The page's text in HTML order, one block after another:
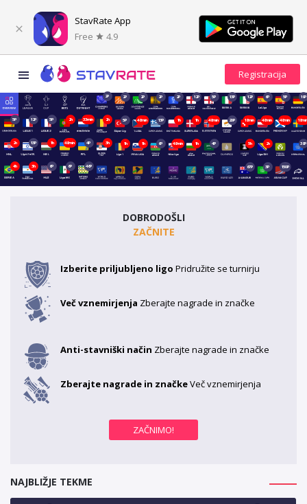
StavRate App
Free
4.9
2P 2P 2P 2P 2P 12P 5P 13P 12P 6P 5P 19P
5P 12P 5P 2h 33min 2h 5P 48min 13P 1h 1h 48min 20P 18min 48min 48min
2h 13P 1h 48min 4P 3h 1h 1h 6P 48min 1h 4P 5h 2h 38P
4h 3h 6P 6P 46P 67P 3P 150P
DOBRODOŠLI
ZAČNITE
Izberite priljubljeno ligo Pridružite se turnirju
Več vznemirjenja Zberajte nagrade in značke
Anti-stavniški način Zberajte nagrade in značke
Zberajte nagrade in značkeVeč vznemirjenja
NAJBLIŽJE TEKME